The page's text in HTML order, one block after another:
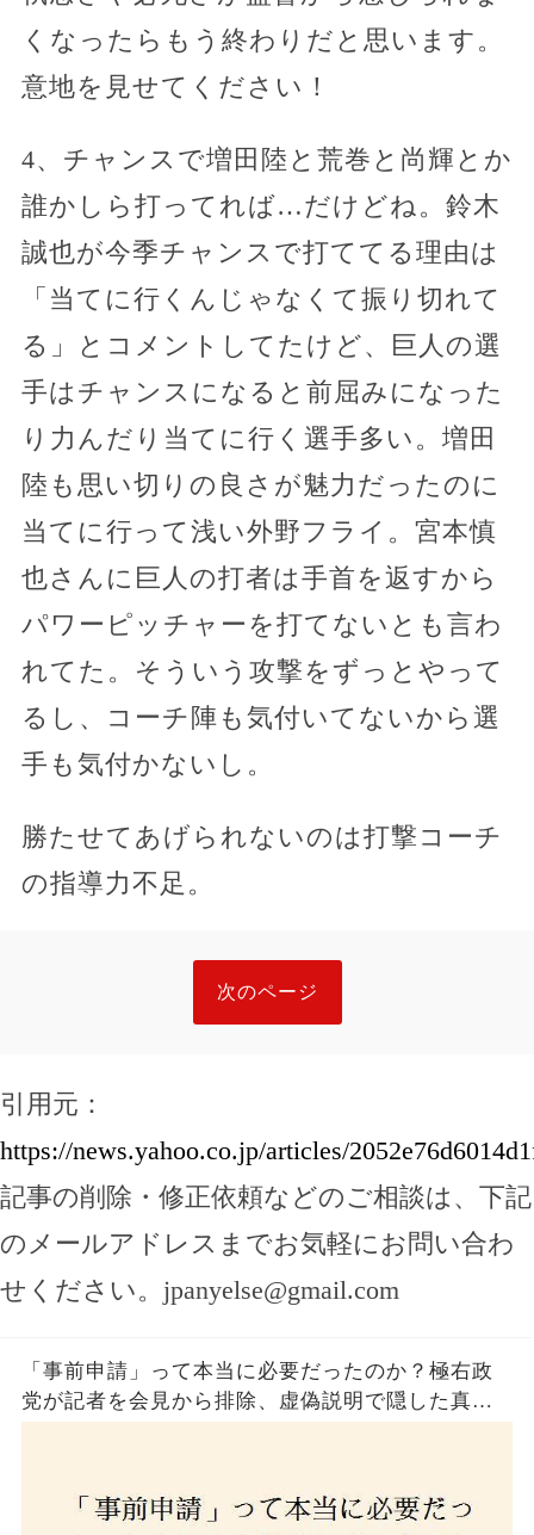
くなったらもう終わりだと思います。
意地を見せてください！
4、チャンスで増田陸と荒巻と尚輝とか
誰かしら打ってれば…だけどね。鈴木
誠也が今季チャンスで打ててる理由は
「当てに行くんじゃなくて振り切れて
る」とコメントしてたけど、巨人の選
手はチャンスになると前屈みになった
り力んだり当てに行く選手多い。増田
陸も思い切りの良さが魅力だったのに
当てに行って浅い外野フライ。宮本慎
也さんに巨人の打者は手首を返すから
パワーピッチャーを打てないとも言わ
れてた。そういう攻撃をずっとやって
るし、コーチ陣も気付いてないから選
手も気付かないし。
勝たせてあげられないのは打撃コーチ
の指導力不足。
次のページ
引用元：
https://news.yahoo.co.jp/articles/
記事の削除・修正依頼などのご相談は、下記
のメールアドレスまでお気軽にお問い合わ
せください。 jpanyelse@gmail.com
「事前申請」って本当に必要だったのか？極右政
党が記者を会見から排除、虚偽説明で隠した真実